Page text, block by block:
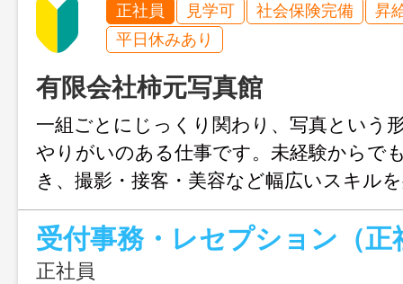
正社員 見学可 社会保険完備
昇
平日休みあり
有限会社柿元写真館
一組ごとにじっくり関わり、写真という
やりがいのある仕事です。未経験からで
き、撮影・接客・美容など幅広いスキル
成長できます。20～30代のスタッフが多
士の仲も良いため、風通しの良い環境で
も魅力です。
受付事務・レセプション（正
正社員